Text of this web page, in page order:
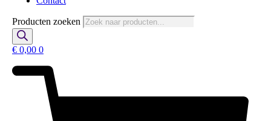
Producten zoeken
€ 0,00 0